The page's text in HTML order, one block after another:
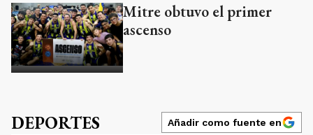
Mitre obtuvo el primer
ascenso
DEPORTES Añadir como fuente en